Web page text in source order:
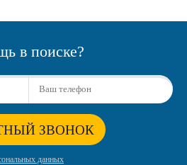
в поиске?
ЗВОНОК
данных